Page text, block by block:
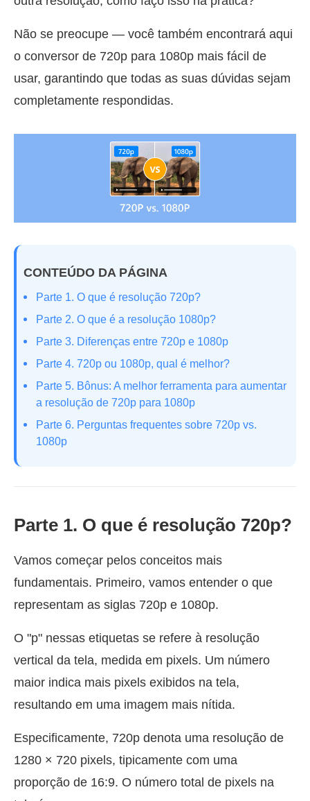
Não se preocupe — você também encontrará aqui
o conversor de 720p para 1080p mais fácil de
usar, garantindo que todas as suas dúvidas sejam
completamente respondidas.
CONTEÚDO DA PÁGINA
Parte 1. O que é resolução 720p?
Parte 2. O que é a resolução 1080p?
Parte 3. Diferenças entre 720p e 1080p
Parte 4. 720p ou 1080p, qual é melhor?
Parte 5. Bônus: A melhor ferramenta para aumentar
a resolução de 720p para 1080p
Parte 6. Perguntas frequentes sobre 720p vs.
1080p
Parte 1. O que é resolução 720p?
Vamos começar pelos conceitos mais
fundamentais. Primeiro, vamos entender o que
representam as siglas 720p e 1080p.
O "p" nessas etiquetas se refere à resolução
vertical da tela, medida em pixels. Um número
maior indica mais pixels exibidos na tela,
resultando em uma imagem mais nítida.
Especificamente, 720p denota uma resolução de
1280 × 720 pixels, tipicamente com uma
proporção de 16:9. O número total de pixels na